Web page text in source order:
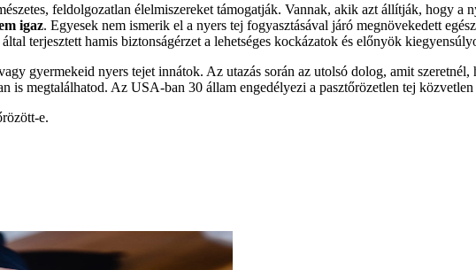
feldolgozatlan élelmiszereket támogatják. Vannak, akik azt állítják, hogy a
igaz. Egyesek nem ismerik el a nyers tej fogyasztásával járó megnövekedett
terjesztett hamis biztonságérzet a lehetséges kockázatok és előnyök
gyermekeid nyers tejet innátok. Az utazás során az utolsó dolog, amit
is megtalálhatod. Az USA-ban 30 állam engedélyezi a pasztőrözetlen tej közvetlen
e.